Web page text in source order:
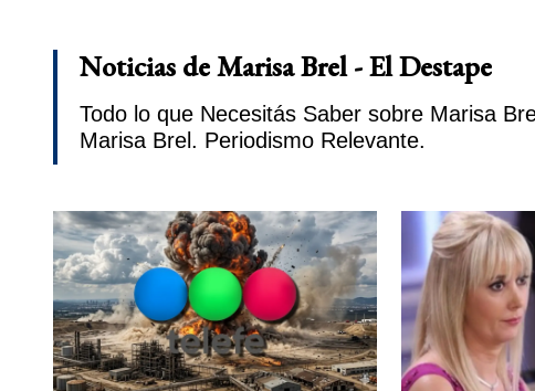
Noticias de Marisa Brel - El Destape
Todo lo que Necesitás Saber sobre Marisa
Marisa Brel. Periodismo Relevante.